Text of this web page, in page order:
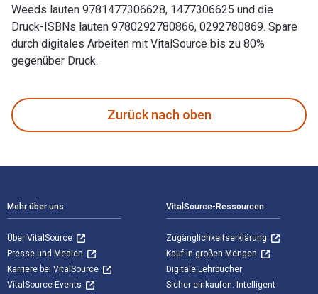
Weeds lauten 9781477306628, 1477306625 und die
Druck-ISBNs lauten 9780292780866, 0292780869. Spare
durch digitales Arbeiten mit VitalSource bis zu 80%
gegenüber Druck.
Zurück nach oben
Mehr über uns
Über VitalSource
Presse und Medien
Karriere bei VitalSource
VitalSource-Events
VitalSource-Ressourcen
Zugänglichkeitserklärung
Kauf in großen Mengen
Digitale Lehrbücher
Sicher einkaufen. Intelligent